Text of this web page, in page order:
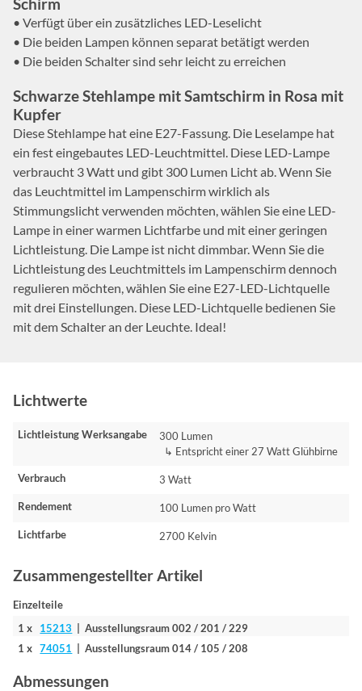
• Verfügt über ein zusätzliches LED-Leselicht
• Die beiden Lampen können separat betätigt werden
• Die beiden Schalter sind sehr leicht zu erreichen
Schwarze Stehlampe mit Samtschirm in Rosa mit
Kupfer
Diese Stehlampe hat eine E27-Fassung. Die Leselampe hat
ein fest eingebautes LED-Leuchtmittel. Diese LED-Lampe
verbraucht 3 Watt und gibt 300 Lumen Licht ab. Wenn Sie
das Leuchtmittel im Lampenschirm wirklich als
Stimmungslicht verwenden möchten, wählen Sie eine LED-
Lampe in einer warmen Lichtfarbe und mit einer geringen
Lichtleistung. Die Lampe ist nicht dimmbar. Wenn Sie die
Lichtleistung des Leuchtmittels im Lampenschirm dennoch
regulieren möchten, wählen Sie eine E27-LED-Lichtquelle
mit drei Einstellungen. Diese LED-Lichtquelle bedienen Sie
mit dem Schalter an der Leuchte. Ideal!
Lichtwerte
Lichtleistung Werksangabe
300 Lumen
↳ Entspricht einer 27 Watt Glühbirne
Verbrauch 3 Watt
Rendement 100 Lumen pro Watt
Lichtfarbe 2700 Kelvin
Zusammengestellter Artikel
Einzelteile
1 x 15213 | Ausstellungsraum 002 / 201 / 229
1 x74051 | Ausstellungsraum 014 / 105 / 208
Abmessungen